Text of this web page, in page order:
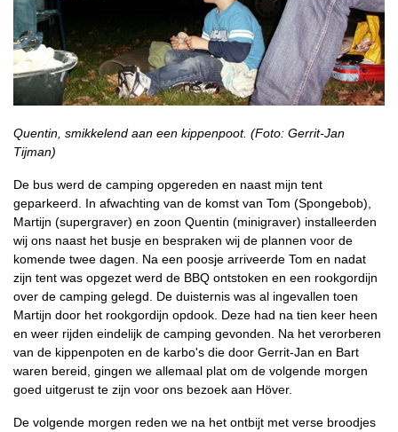
Quentin, smikkelend aan een kippenpoot. (Foto: Gerrit-Jan
Tijman)
De bus werd de camping opgereden en naast mijn tent
geparkeerd. In afwachting van de komst van Tom (Spongebob),
Martijn (supergraver) en zoon Quentin (minigraver) installeerden
wij ons naast het busje en bespraken wij de plannen voor de
komende twee dagen. Na een poosje arriveerde Tom en nadat
zijn tent was opgezet werd de BBQ ontstoken en een rookgordijn
over de camping gelegd. De duisternis was al ingevallen toen
Martijn door het rookgordijn opdook. Deze had na tien keer heen
en weer rijden eindelijk de camping gevonden. Na het verorberen
van de kippenpoten en de karbo's die door Gerrit-Jan en Bart
waren bereid, gingen we allemaal plat om de volgende morgen
goed uitgerust te zijn voor ons bezoek aan Höver.
De volgende morgen reden we na het ontbijt met verse broodjes